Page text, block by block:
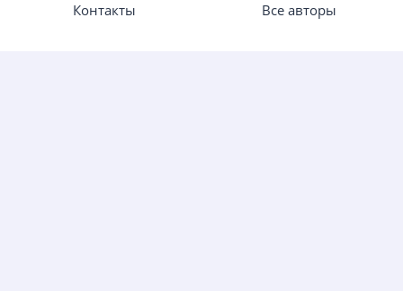
Контакты Все авторы